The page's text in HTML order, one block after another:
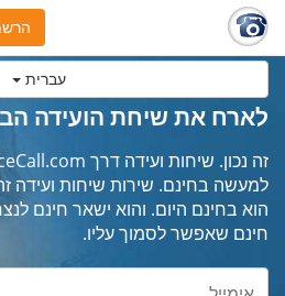
עברית
לארח את שיחת הועידה
הוא בחינם היום. והוא ישאר חינם
חינם שאפשר לסמוך עליו.